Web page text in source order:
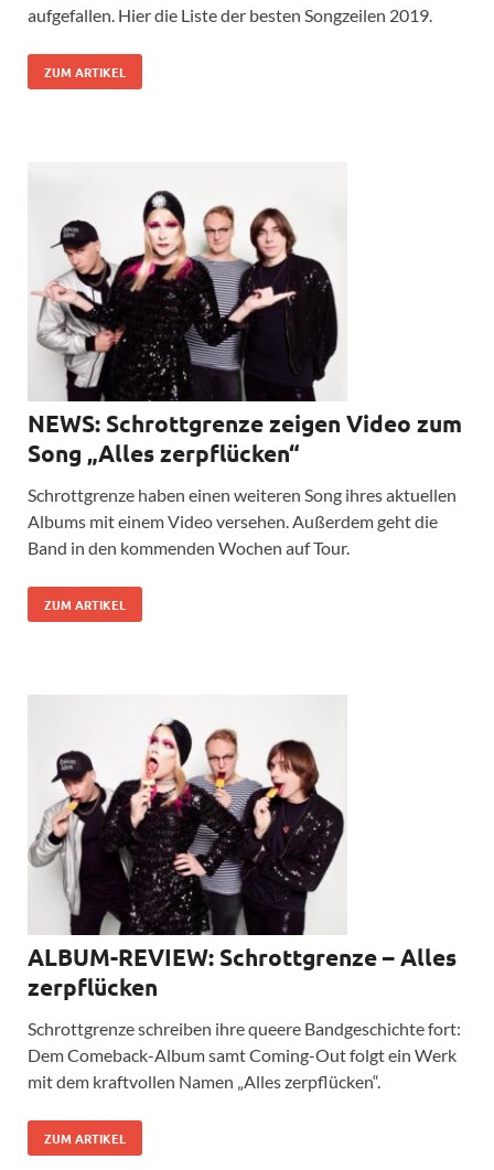
aufgefallen. Hier die Liste der besten Songzeilen 2019.
ZUM ARTIKEL
NEWS: Schrottgrenze zeigen Video zum
Song „Alles zerpflücken“
Schrottgrenze haben einen weiteren Song ihres aktuellen
Albums mit einem Video versehen. Außerdem geht die
Band in den kommenden Wochen auf Tour.
ZUM ARTIKEL
ALBUM-REVIEW: Schrottgrenze – Alles
zerpflücken
Schrottgrenze schreiben ihre queere Bandgeschichte fort:
Dem Comeback-Album samt Coming-Out folgt ein Werk
mit dem kraftvollen Namen „Alles zerpflücken“.
ZUM ARTIKEL